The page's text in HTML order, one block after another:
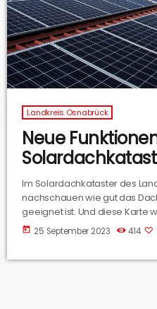
Landkreis Osnabrück
Neue
Im Solardachkataster des
nachschauen wie gut das
geeignet ist. Und diese Karte
werden auch Flächen über
Garagen/Carports
today 25 September 2023 414